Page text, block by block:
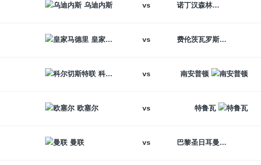
乌迪内斯 vs 诺丁汉森林
皇家马德里 vs 费伦茨瓦罗斯
科尔切斯特联 vs 南安普顿
欧塞尔 vs 特鲁瓦
曼联 vs 巴黎圣日耳曼